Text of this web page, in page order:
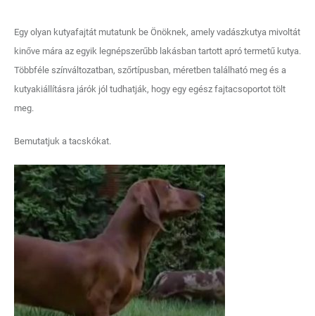
Egy olyan kutyafajtát mutatunk be Önöknek, amely vadászkutya mivoltát
kinőve mára az egyik legnépszerűbb lakásban tartott apró termetű kutya.
Többféle színváltozatban, szőrtípusban, méretben található meg és a
kutyakiállításra járók jól tudhatják, hogy egy egész fajtacsoportot tölt
meg.
Bemutatjuk a tacskókat.